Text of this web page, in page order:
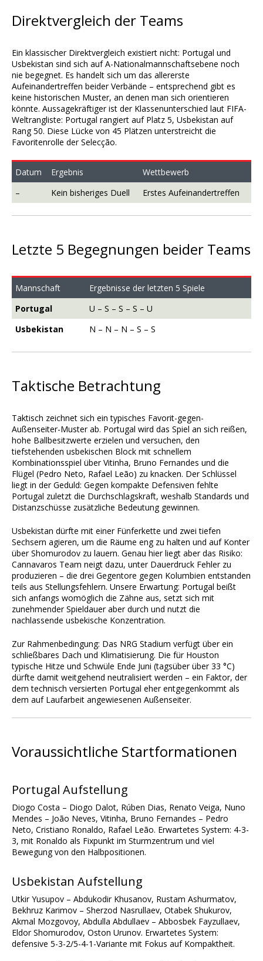
Direktvergleich der Teams
Ein klassischer Direktvergleich existiert nicht: Portugal und
Usbekistan sind sich auf A-Nationalmannschaftsebene noch
nie begegnet. Es handelt sich um das allererste
Aufeinandertreffen beider Verbände – entsprechend gibt es
keine historischen Muster, an denen man sich orientieren
könnte. Aussagekräftiger ist der Klassenunterschied laut FIFA-
Weltrangliste: Portugal rangiert auf Platz 5, Usbekistan auf
Rang 50. Diese Lücke von 45 Plätzen unterstreicht die
Favoritenrolle der Selecção.
Datum Ergebnis
Wettbewerb
–
Kein bisheriges Duell Erstes Aufeinandertreffen
Letzte 5 Begegnungen beider Teams
Mannschaft
Ergebnisse der letzten 5 Spiele
Portugal
U – S – S – S – U
Usbekistan
N – N – N – S – S
Taktische Betrachtung
Taktisch zeichnet sich ein typisches Favorit-gegen-
Außenseiter-Muster ab. Portugal wird das Spiel an sich reißen,
hohe Ballbesitzwerte erzielen und versuchen, den
tiefstehenden usbekischen Block mit schnellem
Kombinationsspiel über Vitinha, Bruno Fernandes und die
Flügel (Pedro Neto, Rafael Leão) zu knacken. Der Schlüssel
liegt in der Geduld: Gegen kompakte Defensiven fehlte
Portugal zuletzt die Durchschlagskraft, weshalb Standards und
Distanzschüsse zusätzliche Bedeutung gewinnen.
Usbekistan dürfte mit einer Fünferkette und zwei tiefen
Sechsern agieren, um die Räume eng zu halten und auf Konter
über Shomurodov zu lauern. Genau hier liegt aber das Risiko:
Cannavaros Team neigt dazu, unter Dauerdruck Fehler zu
produzieren – die drei Gegentore gegen Kolumbien entstanden
teils aus Stellungsfehlern. Unsere Erwartung: Portugal beißt
sich anfangs womöglich die Zähne aus, setzt sich mit
zunehmender Spieldauer aber durch und nutzt die
nachlassende usbekische Konzentration.
Zur Rahmenbedingung: Das NRG Stadium verfügt über ein
schließbares Dach und Klimatisierung. Die für Houston
typische Hitze und Schwüle Ende Juni (tagsüber über 33 °C)
dürfte damit weitgehend neutralisiert werden – ein Faktor, der
dem technisch versierten Portugal eher entgegenkommt als
dem auf Laufarbeit angewiesenen Außenseiter.
Voraussichtliche Startformationen
Portugal Aufstellung
Diogo Costa – Diogo Dalot, Rúben Dias, Renato Veiga, Nuno
Mendes – João Neves, Vitinha, Bruno Fernandes – Pedro
Neto, Cristiano Ronaldo, Rafael Leão. Erwartetes System: 4-3-
3, mit Ronaldo als Fixpunkt im Sturmzentrum und viel
Bewegung von den Halbpositionen.
Usbekistan Aufstellung
Utkir Yusupov – Abdukodir Khusanov, Rustam Ashurmatov,
Bekhruz Karimov – Sherzod Nasrullaev, Otabek Shukurov,
Akmal Mozgovoy, Abdulla Abdullaev – Abbosbek Fayzullaev,
Eldor Shomurodov, Oston Urunov. Erwartetes System:
defensive 5-3-2/5-4-1-Variante mit Fokus auf Kompaktheit.